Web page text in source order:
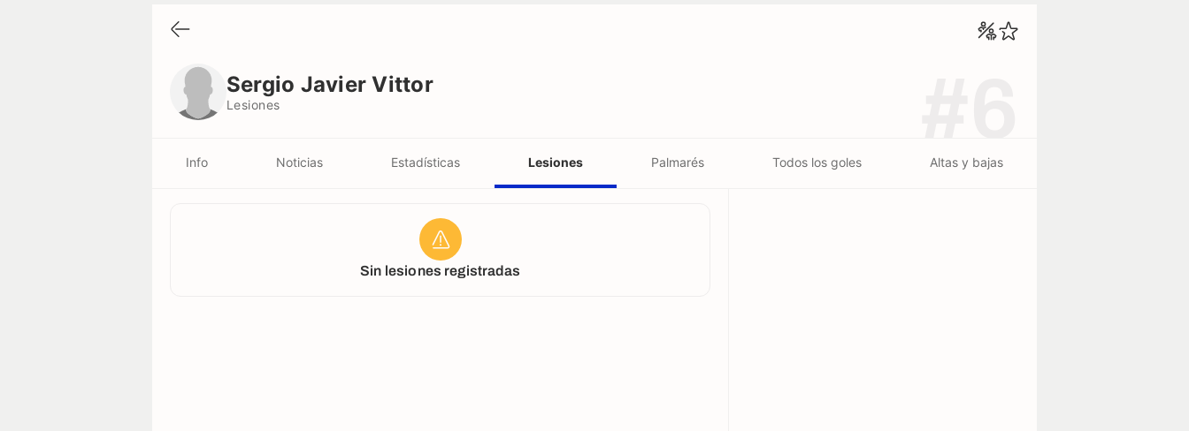
Sergio Javier Vittor
Lesiones
Info Noticias Estadísticas Lesiones Palmarés Todos los goles Altas y bajas
Sin lesiones registradas